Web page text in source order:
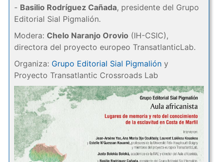
- Basilio Rodríguez Cañada, presidente del Grupo
Editorial Sial Pigmalión.
Modera: Chelo Naranjo Orovio (IH-CSIC),
directora del proyecto europeo TransatlanticLab.
Organiza: Grupo Editorial Sial Pigmalióny
Proyecto Transatlantic Crossroads Lab